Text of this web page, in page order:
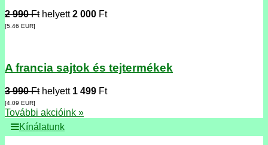
2 990 Fthelyett2 000 Ft
[5.46 EUR]
A francia sajtok és tejtermékek
3 990 Fthelyett 1 499 Ft
[4.09 EUR]
További akcióink »
Kínálatunk